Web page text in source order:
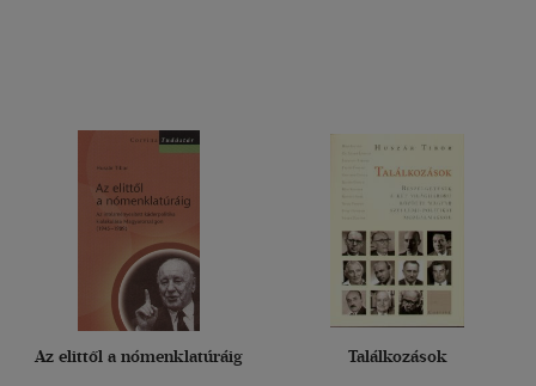
Az elittől a nómenklatúráig Találkozások